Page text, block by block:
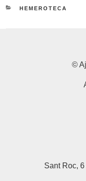
CATEGORÍAS
HEMEROTECA
©
Sant Roc,